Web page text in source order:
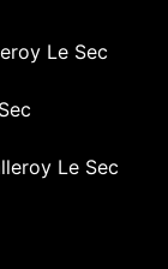
Le Sec
Le Sec